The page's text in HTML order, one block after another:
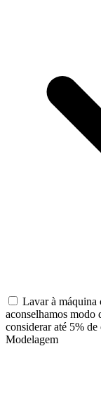
Lavar à máquina
aconselhamos modo
considerar até 5%
Modelagem